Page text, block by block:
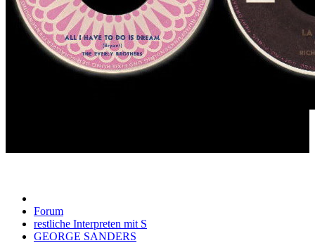
Forum
restliche Interpreten mit S
GEORGE SANDERS